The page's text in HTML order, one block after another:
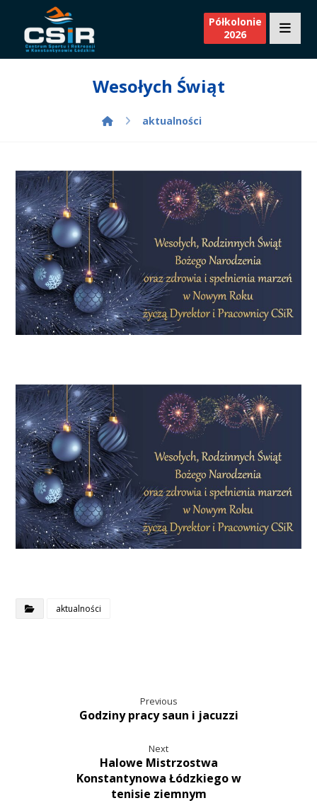
Półkolonie
2026
Wesołych Świąt
aktualności
aktualności
Previous
Godziny pracy saun i jacuzzi
Next
Halowe Mistrzostwa
Konstantynowa Łódzkiego w
tenisie ziemnym